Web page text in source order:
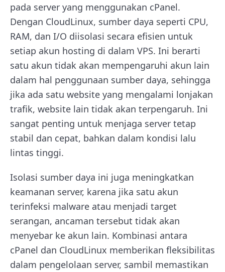
pada server yang menggunakan cPanel.
Dengan CloudLinux, sumber daya seperti CPU,
RAM, dan I/O diisolasi secara efisien untuk
setiap akun hosting di dalam VPS. Ini berarti
satu akun tidak akan mempengaruhi akun lain
dalam hal penggunaan sumber daya, sehingga
jika ada satu website yang mengalami lonjakan
trafik, website lain tidak akan terpengaruh. Ini
sangat penting untuk menjaga server tetap
stabil dan cepat, bahkan dalam kondisi lalu
lintas tinggi.
Isolasi sumber daya ini juga meningkatkan
keamanan server, karena jika satu akun
terinfeksi malware atau menjadi target
serangan, ancaman tersebut tidak akan
menyebar ke akun lain. Kombinasi antara
cPanel dan CloudLinux memberikan fleksibilitas
dalam pengelolaan server, sambil memastikan